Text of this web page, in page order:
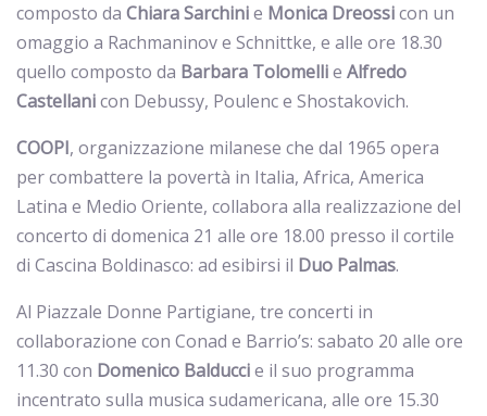
composto da ChiaraSarchinie Monica Dreossicon un
omaggio a Rachmaninov e Schnittke, e alle ore 18.30
quello composto da Barbara Tolomellie Alfredo
Castellanicon Debussy, Poulenc e Shostakovich.
COOPI, organizzazione milanese che dal 1965 opera
per combattere la povertà in Italia, Africa, America
Latina e Medio Oriente, collabora alla realizzazione del
concerto di domenica 21 alle ore 18.00 presso il cortile
di Cascina Boldinasco: ad esibirsi il Duo Palmas.
Al Piazzale Donne Partigiane, tre concerti in
collaborazione con Conad e Barrio’s: sabato 20 alle ore
11.30 con Domenico Balduccie il suo programma
incentrato sulla musica sudamericana, alle ore 15.30